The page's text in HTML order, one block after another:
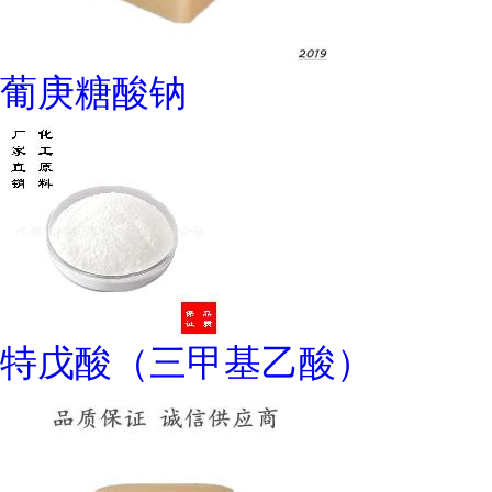
葡庚糖酸钠
特戊酸（三甲基乙酸）